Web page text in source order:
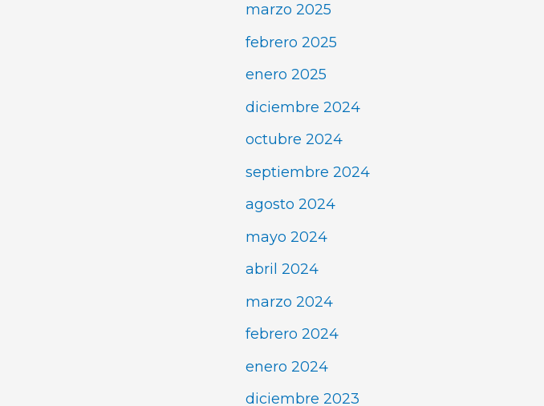
marzo 2025
febrero 2025
enero 2025
diciembre 2024
octubre 2024
septiembre 2024
agosto 2024
mayo 2024
abril 2024
marzo 2024
febrero 2024
enero 2024
diciembre 2023